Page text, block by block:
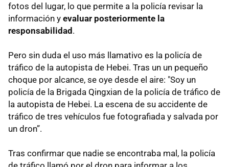
fotos del lugar, lo que permite a la policía revisar la
información y evaluar posteriormente la
responsabilidad.
Pero sin duda el uso más llamativo es la policía de
tráfico de la autopista de Hebei. Tras un un pequeño
choque por alcance, se oye desde el aire: "Soy un
policía de la Brigada Qingxian de la policía de tráfico de
la autopista de Hebei. La escena de su accidente de
tráfico de tres vehículos fue fotografiada y salvada por
un dron”.
Tras confirmar que nadie se encontraba mal, la policía